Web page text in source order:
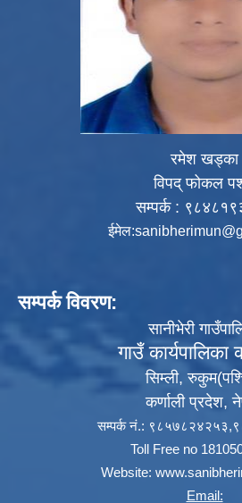
रमेश खड्का
विपद् फोकल
सम्पर्क :
ईमेल:
सम्पर्क विवरण:
सानीभेरी
गाउँ कार्यपालिका
सिम्ली,
कर्णाली प्रदेश,
सम्पर्क नं.:
Toll Free no
Website:
Email: